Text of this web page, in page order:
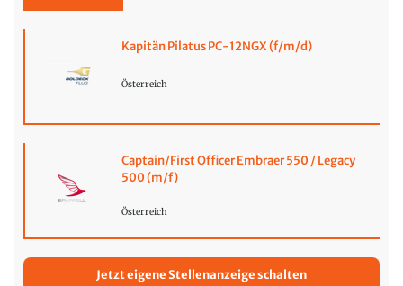
Kapitän Pilatus PC-12NGX (f/m/d)
Österreich
Captain/First Officer Embraer 550 / Legacy
500 (m/f)
Österreich
Jetzt eigene Stellenanzeige schalten